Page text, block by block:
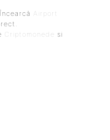
Airport
Criptomonede
si